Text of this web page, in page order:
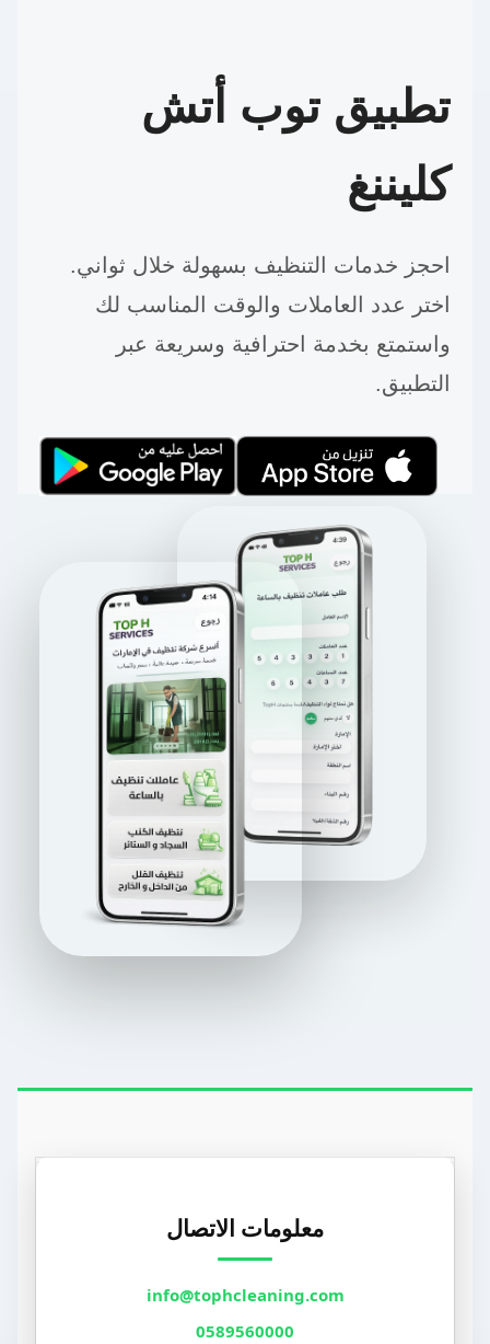
تطبيق توب أتش
كليننغ
احجز خدمات التنظيف بسهولة خلال ثواني.
اختر عدد العاملات والوقت المناسب لك
واستمتع بخدمة احترافية وسريعة عبر
التطبيق.
معلومات الاتصال
info@tophcleaning.com
0589560000